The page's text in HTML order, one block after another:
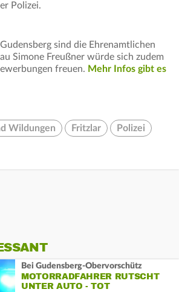
Polizei.
sind die Ehrenamtlichen
Simone Freußner würde sich zudem
freuen. Mehr Infos gibt es
Wildungen Fritzlar Polizei
Bei Gudensberg-Obervorschütz
MOTORRADFAHRER RUTSCHT
UNTER AUTO - TOT